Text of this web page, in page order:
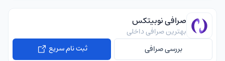
صرافی نوبیتکس
بهترین صرافی داخلی
بررسی صرافی
ثبت نام سریع